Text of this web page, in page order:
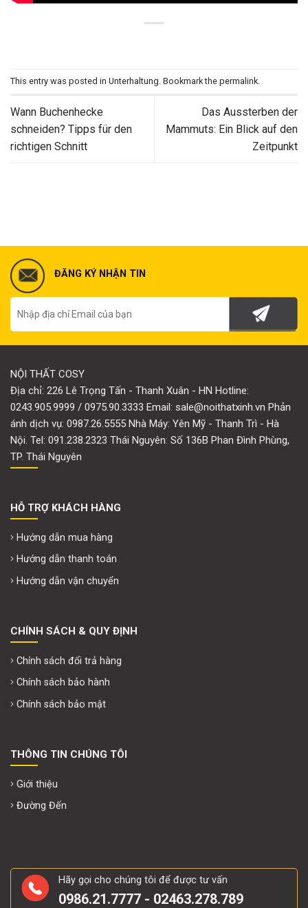
This entry was posted in Unterhaltung . Bookmark the permalink
Wann Buchenhecke
schneiden? Tipps für den
richtigen Schnitt
Das Aussterben der
Mammuts: Ein Blick auf den
Zeitpunkt
ĐĂNG KÝ NHẬN TIN
NỘI THẤT COSY
Địa chỉ: 226 Lê Trọng Tấn - Thanh Xuân - HN Hotline:
0243.905.9999 / 0975.90.3333 Email: sale@noithatxinh.vn Phản
ánh dịch vụ: 0987.26.5555 Nhà Máy: Yên Mỹ - Thanh Trì - Hà
Nội. Tel: 091.238.2323 Thái Nguyên: Số 136B Phan Đình Phùng,
TP. Thái Nguyên
HỖ TRỢ KHÁCH HÀNG
Hướng dẫn mua hàng
Hướng dẫn thanh toán
Hướng dẫn vận chuyển
CHÍNH SÁCH & QUY ĐỊNH
Chính sách đổi trả hàng
Chính sách bảo hành
Chính sách bảo mật
THÔNG TIN CHÚNG TÔI
Giới thiệu
Đường Đến
Hãy gọi cho chúng tôi để được tư vấn
0986.21.7777 - 02463.278.789